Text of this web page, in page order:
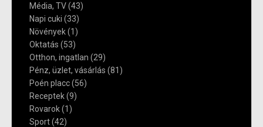
Média, TV(43)
Napi cuki (33)
Növények(1)
Oktatás (53)
Otthon, ingatlan (29)
Pénz, üzlet, vásárlás (81)
Poén placc(56)
Receptek(9)
Rovarok(1)
Sport(42)